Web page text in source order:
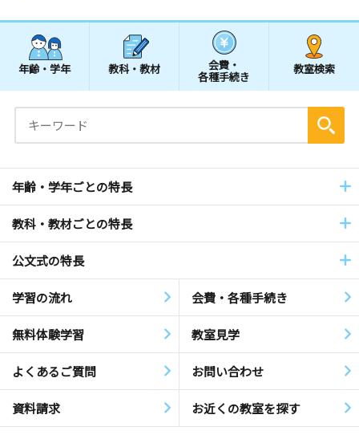
年齢・学年 教科・教材 会費・
各種手続き
教室検索
年齢・学年ごとの特長
教科・教材ごとの特長
公文式の特長
学習の流れ 会費・各種手続き
無料体験学習 教室見学
よくあるご質問 お問い合わせ
資料請求 お近くの教室を探す